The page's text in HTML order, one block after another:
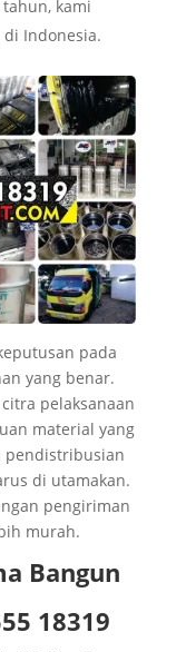
kami
Indonesia.
pada
yang benar.
pelaksanaan
material yang
pendistribusian
di utamakan.
pengiriman
murah.
Bangun
18319